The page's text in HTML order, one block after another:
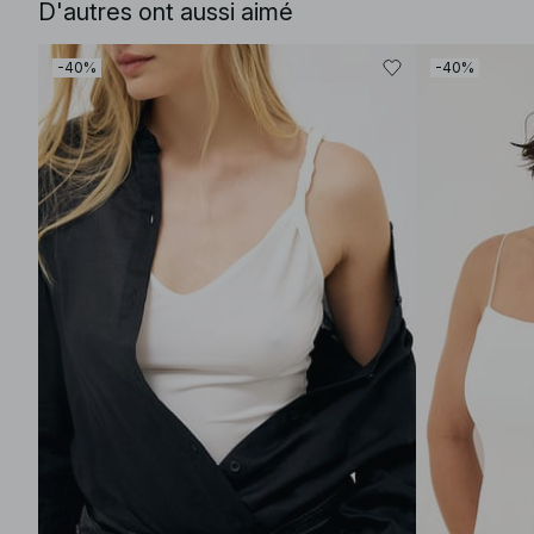
D'autres ont aussi aimé
-40% -40%